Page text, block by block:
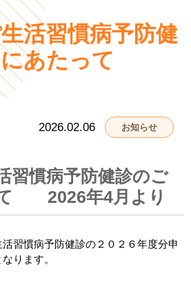
活習慣病予防健
あたって
2026.02.06 お知らせ
習慣病予防健診のご
2026年4月より
習慣病予防健診の２０２６年度分申
ります。